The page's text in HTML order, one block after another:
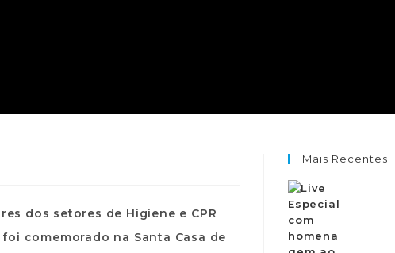
dos setores de Higiene e CPR
comemorado na Santa Casa de
Mais Recentes